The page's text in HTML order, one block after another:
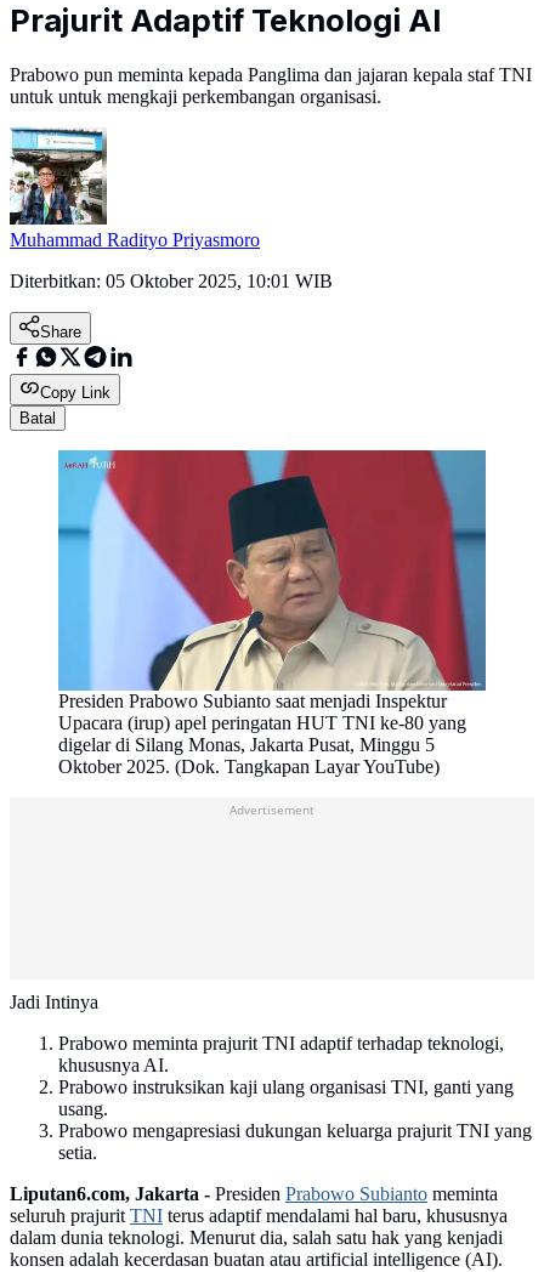
Prajurit Adaptif Teknologi AI
Prabowo pun meminta kepada Panglima dan jajaran kepala staf TNI
untuk untuk mengkaji perkembangan organisasi.
Muhammad Radityo Priyasmoro
Diterbitkan: 05 Oktober 2025, 10:01 WIB
Share
Copy Link
Batal
Presiden Prabowo Subianto saat menjadi Inspektur
Upacara (irup) apel peringatan HUT TNI ke-80 yang
digelar di Silang Monas, Jakarta Pusat, Minggu 5
Oktober 2025. (Dok. Tangkapan Layar YouTube)
Advertisement
Jadi Intinya
Prabowo meminta prajurit TNI adaptif terhadap teknologi,
khususnya AI.
Prabowo instruksikan kaji ulang organisasi TNI, ganti yang
usang.
Prabowo mengapresiasi dukungan keluarga prajurit TNI yang
setia.
Liputan6.com, Jakarta - Presiden Prabowo Subianto meminta
seluruh prajuritTNI terus adaptif mendalami hal baru, khususnya
dalam dunia teknologi. Menurut dia, salah satu hak yang kenjadi
konsen adalah kecerdasan buatan atau artificial intelligence (AI).